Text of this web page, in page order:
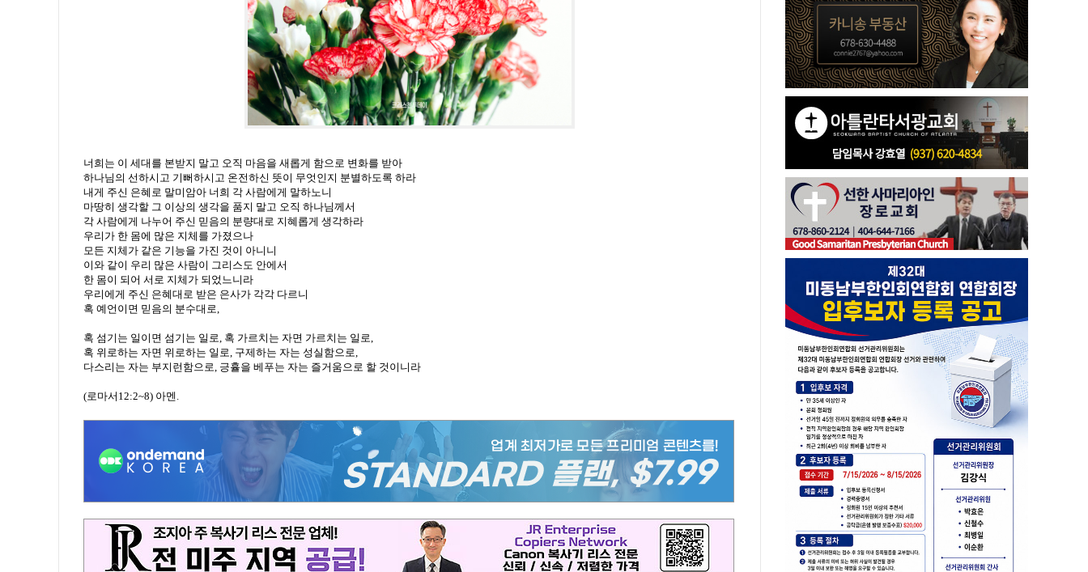
너희는 이 세대를 본받지 말고 오직 마음을 새롭게 함으로 변화를 받아
하나님의 선하시고 기뻐하시고 온전하신 뜻이 무엇인지 분별하도록 하라
내게 주신 은혜로 말미암아 너희 각 사람에게 말하노니
마땅히 생각할 그 이상의 생각을 품지 말고 오직 하나님께서
각 사람에게 나누어 주신 믿음의 분량대로 지혜롭게 생각하라
우리가 한 몸에 많은 지체를 가졌으나
모든 지체가 같은 기능을 가진 것이 아니니
이와 같이 우리 많은 사람이 그리스도 안에서
한 몸이 되어 서로 지체가 되었느니라
우리에게 주신 은혜대로 받은 은사가 각각 다르니
혹 예언이면 믿음의 분수대로,
혹 섬기는 일이면 섬기는 일로, 혹 가르치는 자면 가르치는 일로,
혹 위로하는 자면 위로하는 일로, 구제하는 자는 성실함으로,
다스리는 자는 부지런함으로, 긍휼을 베푸는 자는 즐거움으로 할 것이니라
(로마서12:2~8) 아멘.